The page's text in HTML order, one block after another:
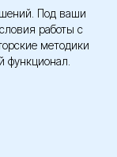
Под ваши
работы с
методики
функционал.